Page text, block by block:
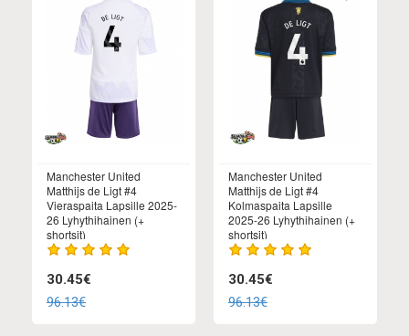
Manchester United
Matthijs de Ligt #4
Vieraspaita Lapsille 2025-
26 Lyhythihainen (+
shortsit)
30.45€
96.13€
Manchester United
Matthijs de Ligt #4
Kolmaspaita Lapsille
2025-26 Lyhythihainen (+
shortsit)
30.45€
96.13€